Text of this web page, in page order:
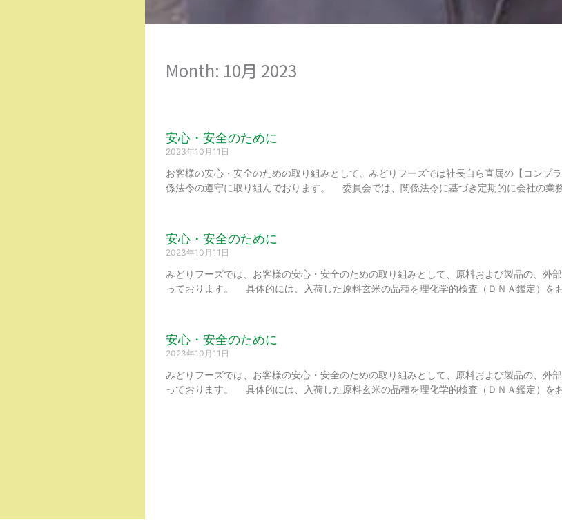
Month: 10月 2023
安心・安全のために
2023年10月11日
お客様の安心・安全のための取り組みとして、みどりフーズでは社長自ら直属の【コンプ
係法令の遵守に取り組んでおります。 委員会では、関係法令に基づき定期的に会社の業
安心・安全のために
2023年10月11日
みどりフーズでは、お客様の安心・安全のための取り組みとして、原料および製品の、外
っております。 具体的には、入荷した原料玄米の品種を理化学的検査（ＤＮＡ鑑定）を
安心・安全のために
2023年10月11日
みどりフーズでは、お客様の安心・安全のための取り組みとして、原料および製品の、外
っております。 具体的には、入荷した原料玄米の品種を理化学的検査（ＤＮＡ鑑定）を